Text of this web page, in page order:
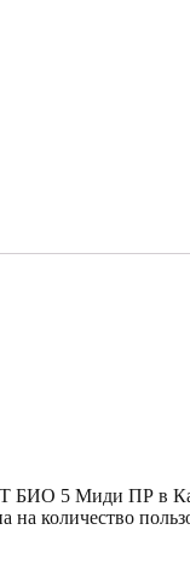
5 Миди ПР в
количество